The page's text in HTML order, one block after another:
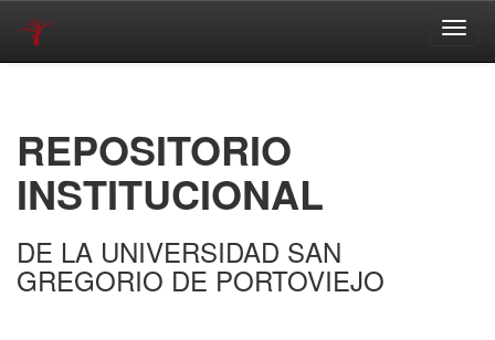
REPOSITORIO
INSTITUCIONAL
DE LA UNIVERSIDAD SAN
GREGORIO DE PORTOVIEJO